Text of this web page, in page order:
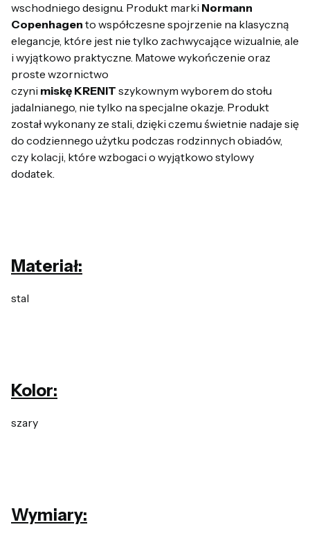
wschodniego designu. Produkt marki Normann
Copenhagen to współczesne spojrzenie na klasyczną
elegancje, które jest nie tylko zachwycające wizualnie, ale
i wyjątkowo praktyczne. Matowe wykończenie oraz
proste wzornictwo
czyni miskę KRENIT szykownym wyborem do stołu
jadalnianego, nie tylko na specjalne okazje. Produkt
został wykonany ze stali, dzięki czemu świetnie nadaje się
do codziennego użytku podczas rodzinnych obiadów,
czy kolacji, które wzbogaci o wyjątkowo stylowy
dodatek.
Materiał:
stal
Kolor:
szary
Wymiary: